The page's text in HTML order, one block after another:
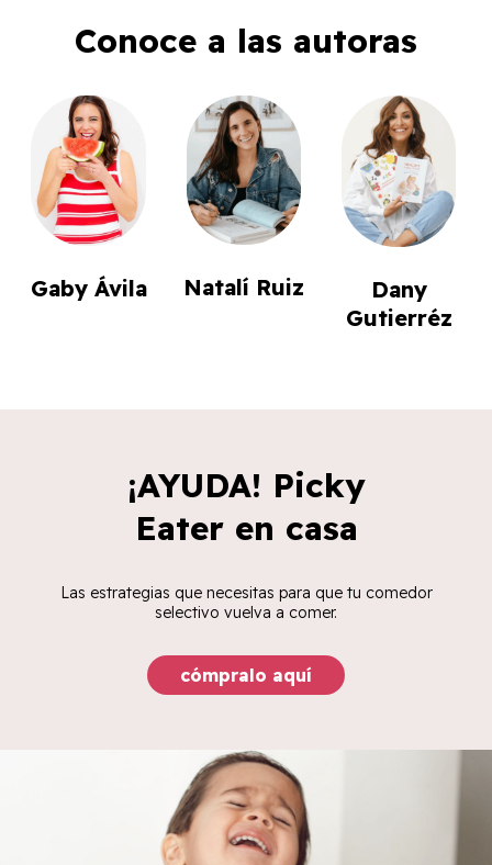
Conoce a las autoras
Gaby Ávila Natalí Ruiz
Dany
Gutierréz
¡AYUDA! Picky
Eater en casa
Las estrategias que necesitas para que tu comedor
selectivo vuelva a comer.
cómpralo aquí